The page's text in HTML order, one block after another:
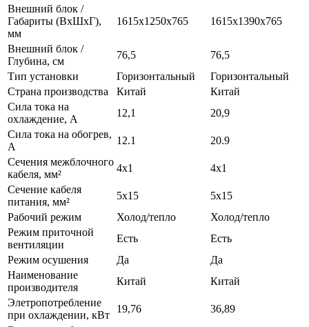
Внешний блок /
Габариты (ВхШхГ),
мм
1615х1250х765 1615x1390x765
Внешний блок /
Глубина, см
76,5
76,5
Тип установки
Горизонтальный
Горизонтальный
Страна производства
Китай
Китай
Сила тока на
охлаждение, А
12,1
20,9
Сила тока на обогрев,
А
12.1
20.9
Сечения межблочного
кабеля, мм²
4x1
4x1
Сечение кабеля
питания, мм²
5x15
5x15
Рабочий режим
Холод/тепло
Холод/тепло
Режим приточной
вентиляции
Есть
Есть
Режим осушения
Да
Да
Наименование
производителя
Китай
Китай
Элетропотребление
при охлаждении, кВт
19,76
36,89